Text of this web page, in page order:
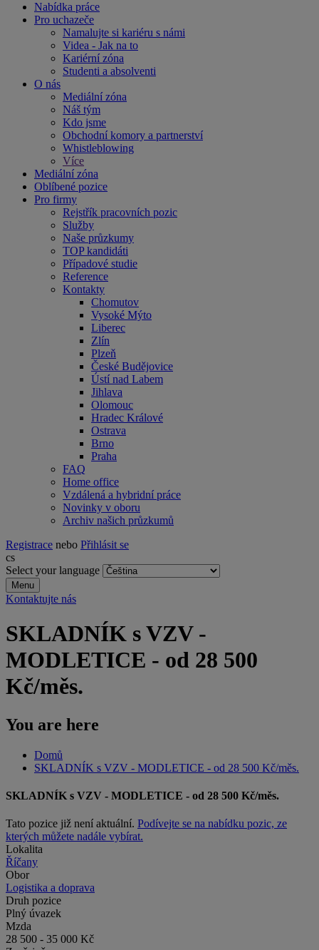
Nabídka práce
Pro uchazeče
Namalujte si kariéru s námi
Videa - Jak na to
Kariérní zóna
Studenti a absolventi
O nás
Mediální zóna
Náš tým
Kdo jsme
Obchodní komory a partnerství
Whistleblowing
Více
Mediální zóna
Oblíbené pozice
Pro firmy
Rejstřík pracovních pozic
Služby
Naše průzkumy
TOP kandidáti
Případové studie
Reference
Kontakty
Chomutov
Vysoké Mýto
Liberec
Zlín
Plzeň
České Budějovice
Ústí nad Labem
Jihlava
Olomouc
Hradec Králové
Ostrava
Brno
Praha
FAQ
Home office
Vzdálená a hybridní práce
Novinky v oboru
Archiv našich průzkumů
Registrace nebo Přihlásit se
cs
Select your language
Menu
Kontaktujte nás
SKLADNÍK s VZV -
MODLETICE - od 28 500
Kč/měs.
You are here
Domů
SKLADNÍK s VZV - MODLETICE - od 28 500 Kč/měs.
SKLADNÍK s VZV - MODLETICE - od 28 500 Kč/měs.
Tato pozice již není aktuální. Podívejte se na nabídku pozic, ze
kterých můžete nadále vybírat.
Lokalita
Říčany
Obor
Logistika a doprava
Druh pozice
Plný úvazek
Mzda
28 500 - 35 000 Kč